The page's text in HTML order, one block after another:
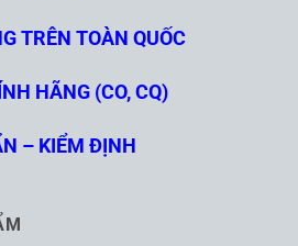
TRÊN TOÀN QUỐC
HÃNG (CO, CQ)
– KIỂM ĐỊNH